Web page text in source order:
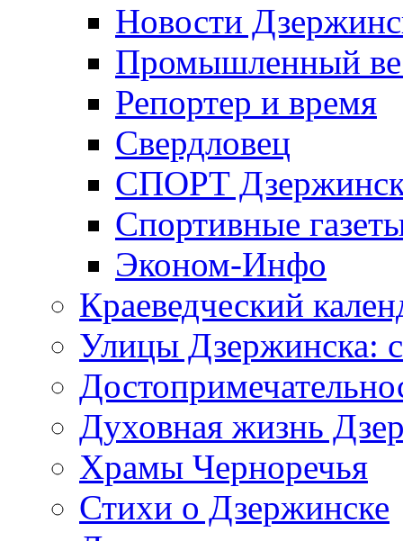
Новости
Промышленный
Репортер и время
Свердловец
СПОРТ
Спортивные
Эконом-Инфо
Краеведческий
Улицы Дзержинска:
Духовная жизнь
Храмы Черноречья
Стихи о Дзержинске